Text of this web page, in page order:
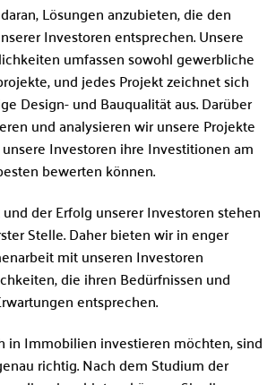
Lösungen anzubieten, die den
Investoren entsprechen. Unsere
umfassen sowohl gewerbliche
und jedes Projekt zeichnet sich
Design- und Bauqualität aus. Darüber
und analysieren wir unsere Projekte
Investoren ihre Investitionen am
bewerten können.
der Erfolg unserer Investoren stehen
Stelle. Daher bieten wir in enger
mit unseren Investoren
die ihren Bedürfnissen und
entsprechen.
Immobilien investieren möchten, sind
richtig. Nach dem Studium der